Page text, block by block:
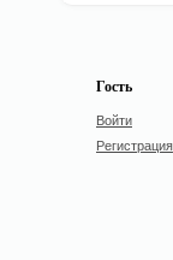
Гость
Войти
Регистрация